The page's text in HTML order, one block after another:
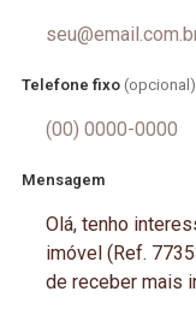
Telefone fixo (opcional)
Mensagem